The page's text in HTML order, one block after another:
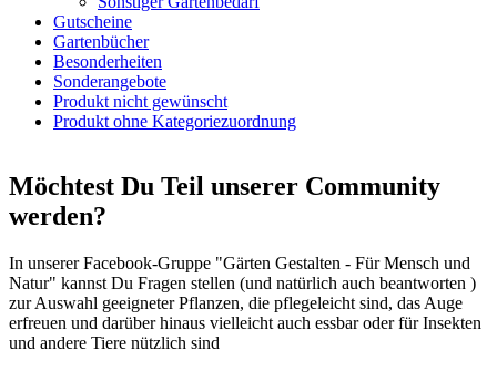
Gutscheine
Gartenbücher
Besonderheiten
Sonderangebote
Produkt nicht gewünscht
Produkt ohne Kategoriezuordnung
Möchtest Du Teil unserer Community
werden?
In unserer Facebook-Gruppe "Gärten Gestalten - Für Mensch und
Natur" kannst Du Fragen stellen (und natürlich auch beantworten )
zur Auswahl geeigneter Pflanzen, die pflegeleicht sind, das Auge
erfreuen und darüber hinaus vielleicht auch essbar oder für Insekten
und andere Tiere nützlich sind